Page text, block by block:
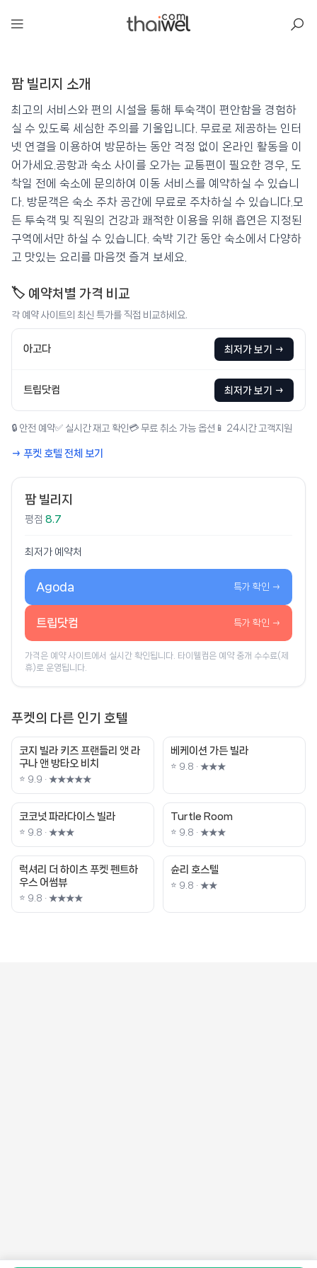
팜 빌리지
📍 푸켓★★★ ⭐ 8.7
💰 최저가 확인 · 예약하기
팜 빌리지 소개
최고의 서비스와 편의 시설을 통해 투숙객이 편안함을 경험하
실 수 있도록 세심한 주의를 기울입니다. 무료로 제공하는 인터
넷 연결을 이용하여 방문하는 동안 걱정 없이 온라인 활동을 이
어가세요.공항과 숙소 사이를 오가는 교통편이 필요한 경우, 도
착일 전에 숙소에 문의하여 이동 서비스를 예약하실 수 있습니
다. 방문객은 숙소 주차 공간에 무료로 주차하실 수 있습니다.모
든 투숙객 및 직원의 건강과 쾌적한 이용을 위해 흡연은 지정된
구역에서만 하실 수 있습니다. 숙박 기간 동안 숙소에서 다양하
고 맛있는 요리를 마음껏 즐겨 보세요.
🏷️ 예약처별 가격 비교
각 예약 사이트의 최신 특가를 직접 비교하세요.
아고다 최저가 보기 →
트립닷컴 최저가 보기 →
🔒 안전 예약✅ 실시간 재고 확인 💳 무료 취소 가능 옵션 📱 24시간 고객지원
→ 푸켓 호텔 전체 보기
팜 빌리지
평점 8.7
최저가 예약처
Agoda 특가 확인 →
트립닷컴 특가 확인 →
가격은 예약 사이트에서 실시간 확인됩니다. 타이웰컴은 예약 중개 수수료(제
휴)로 운영됩니다.
푸켓의 다른 인기 호텔
코지 빌라 키즈 프랜들리 앳 라
구나 앤 방타오 비치
⭐ 9.9 · ★★★★★
베케이션 가든 빌라
⭐ 9.8 · ★★★
코코넛 파라다이스 빌라
⭐ 9.8 · ★★★
Turtle Room
⭐ 9.8 · ★★★
럭셔리 더 하이츠 푸켓 펜트하
우스 어썸뷰
⭐ 9.8 · ★★★★
슌리 호스텔
⭐ 9.8 · ★★